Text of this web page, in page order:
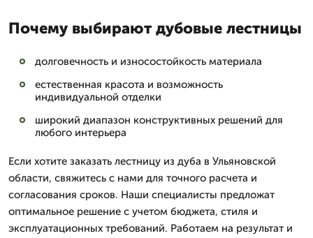
Почему выбирают дубовые лестницы
долговечность и износостойкость материала
естественная красота и возможность
индивидуальной отделки
широкий диапазон конструктивных решений для
любого интерьера
Если хотите заказать лестницу из дуба в Ульяновской
области, свяжитесь с нами для точного расчета и
согласования сроков. Наши специалисты предложат
оптимальное решение с учетом бюджета, стиля и
эксплуатационных требований. Работаем на результат и